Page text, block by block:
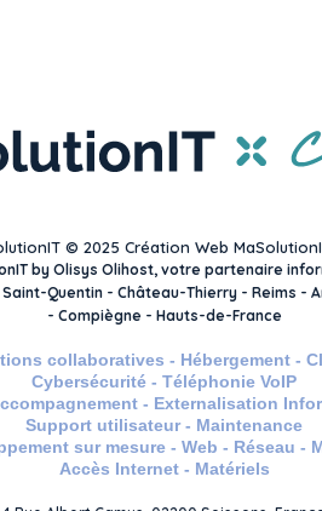
© 2025 Création Web
by Olisys Olihost, votre partenaire
Quentin - Château-Thierry - Reims -
- Compiègne - Hauts-de-France
collaboratives - Hébergement -
Cybersécurité - Téléphonie VoIP
- Externalisation
Support utilisateur - Maintenance
sur mesure - Web - Réseau -
Accès Internet - Matériels